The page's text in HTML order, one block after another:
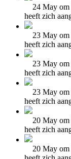
24 May om
heeft zich
23 May om
heeft zich
23 May om
heeft zich
23 May om
heeft zich
20 May om
heeft zich
20 May om